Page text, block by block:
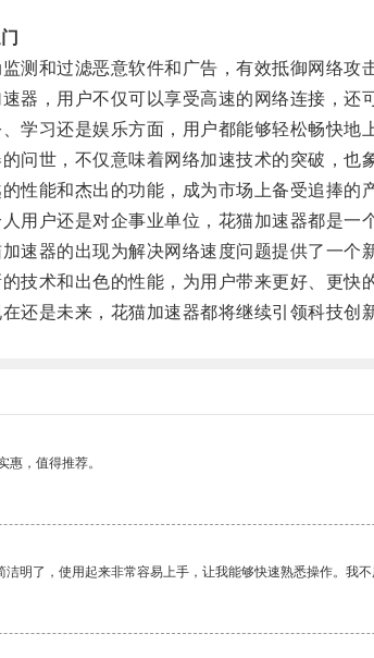
和过滤恶意软件和广告，有效抵御网络攻
，用户不仅可以享受高速的网络连接，还
习还是娱乐方面，用户都能够轻松畅快地上
世，不仅意味着网络加速技术的突破，也象
能和杰出的功能，成为市场上备受追捧的产
户还是对企事业单位，花猫加速器都是一个
器的出现为解决网络速度问题提供了一个新
术和出色的性能，为用户带来更好、更快
是未来，花猫加速器都将继续引领科技创新
惠，值得推荐。
明了，使用起来非常容易上手，让我能够快速熟悉操作。我